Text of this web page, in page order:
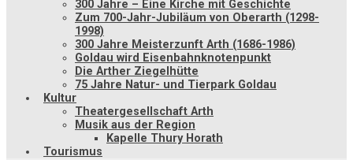
300 Jahre – Eine Kirche mit Geschichte
Zum 700-Jahr-Jubiläum von Oberarth (1298-
1998)
300 Jahre Meisterzunft Arth (1686-1986)
Goldau wird Eisenbahnknotenpunkt
Die Arther Ziegelhütte
75 Jahre Natur- und Tierpark Goldau
Kultur
Theatergesellschaft Arth
Musik aus der Region
Kapelle Thury Horath
Tourismus